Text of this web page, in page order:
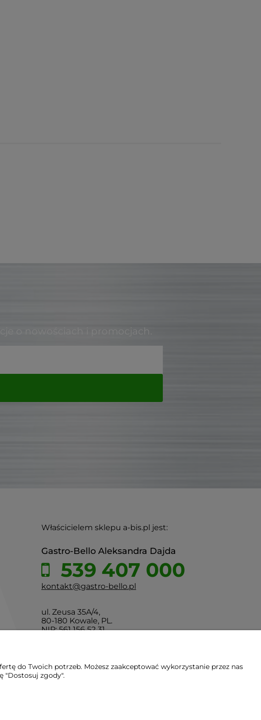
o nowościach i promocjach.
Właścicielem sklepu a-bis.pl jest:
Gastro-Bello Aleksandra Dajda
539 407 000
kontakt@gastro-bello.pl
ul. Zeusa 35A/4,
80-180 Kowale, PL.
NIP: 561 156 52 31
| Gdańsk - Trójmiasto - Pomorskie
do Twoich potrzeb. Możesz zaakceptować wykorzystanie przez nas
"Dostosuj zgody".